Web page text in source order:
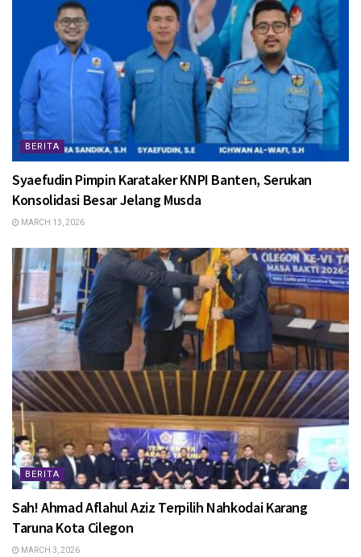
BERITA
Syaefudin Pimpin Karataker KNPI Banten, Serukan
Konsolidasi Besar Jelang Musda
MARCH 13, 2026
BERITA
Sah! Ahmad Aflahul Aziz Terpilih Nahkodai Karang
Taruna Kota Cilegon
MARCH 3, 2026